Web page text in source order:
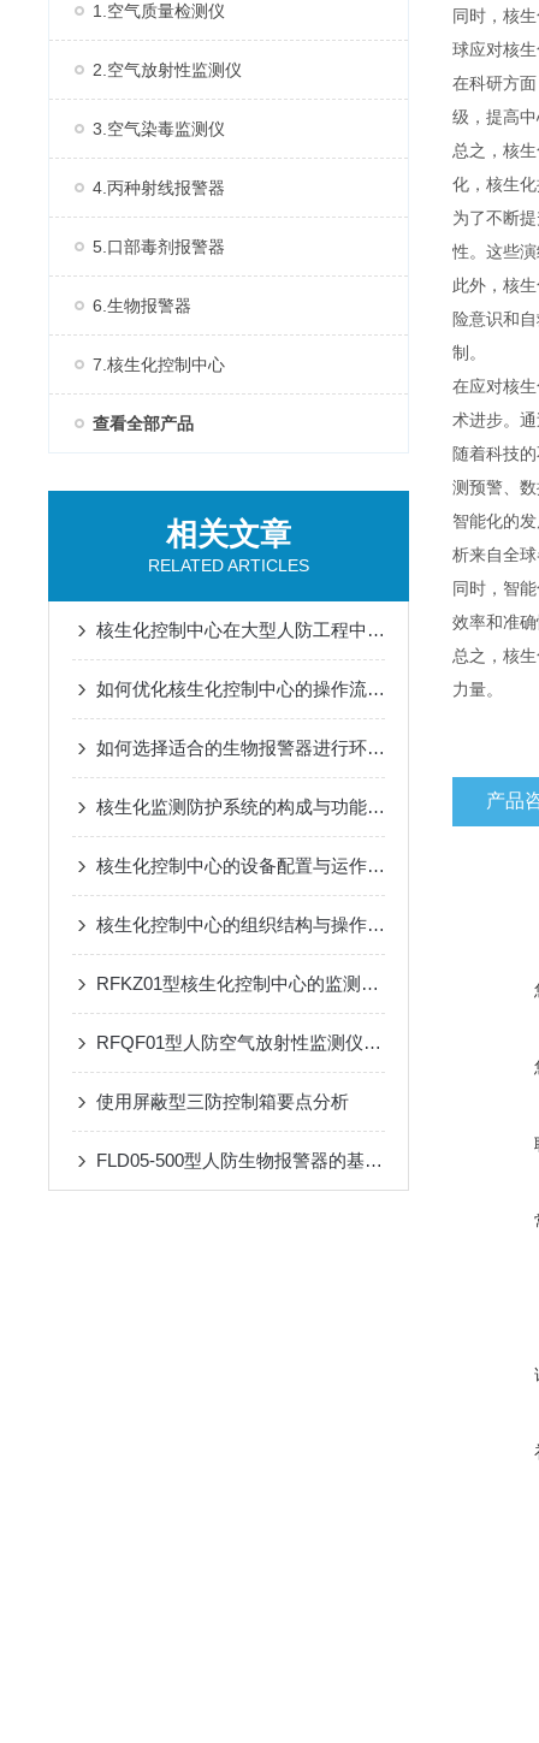
1.空气质量检测仪
2.空气放射性监测仪
3.空气染毒监测仪
4.丙种射线报警器
5.口部毒剂报警器
6.生物报警器
7.核生化控制中心
查看全部产品
相关文章
RELATED ARTICLES
核生化控制中心在大型人防工程中空气质量监测传感器的集成
如何优化核生化控制中心的操作流程？
如何选择适合的生物报警器进行环境监测？
核生化监测防护系统的构成与功能详解
核生化控制中心的设备配置与运作模式
核生化控制中心的组织结构与操作流程说明
RFKZ01型核生化控制中心的监测系统与应用
RFQF01型人防空气放射性监测仪的工作原理与技术特点
使用屏蔽型三防控制箱要点分析
FLD05-500型人防生物报警器的基本原理、功能和在安全监控中的作用
同时，核
球应对核
在科研方
级，提高
总之，核
化，核生
为了不断
性。这些
此外，核
险意识和
制。
在应对核
术进步。
随着科技
测预警、
智能化的
析来自全
同时，智
效率和准
总之，核
力量。
产品